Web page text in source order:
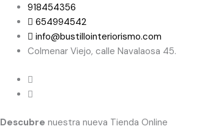
contenido
918454356
654994542
info@bustillointeriorismo.com
Colmenar Viejo, calle Navalaosa 45.
Descubre nuestra nueva Tienda Online
Búsqueda
productos
Búsqueda
productos